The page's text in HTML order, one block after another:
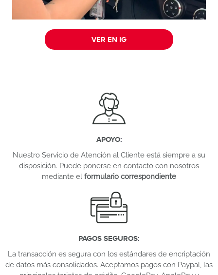
VER EN IG
APOYO:
Nuestro Servicio de Atención al Cliente está siempre a su
disposición. Puede ponerse en contacto con nosotros
mediante el formulario correspondiente
PAGOS SEGUROS:
La transacción es segura con los estándares de encriptación
de datos más consolidados. Aceptamos pagos con Paypal, las